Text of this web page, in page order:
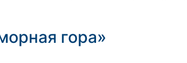
гора»